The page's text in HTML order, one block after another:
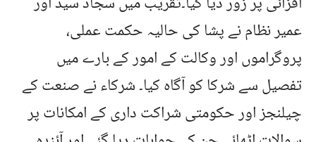
عمیر نظام نے پشا کی حالیہ حکمت عملی،
پروگراموں اور وکالت کے امور کے بارے میں
تفصیل سے شرکا کو آگاہ کیا۔ شرکاء نے صنعت کے
چیلنجز اور حکومتی شراکت داری کے امکانات پر